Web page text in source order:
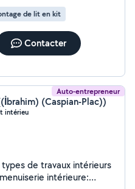
de lit en kit
Contacter
Auto-entrepreneur
(Caspian-Plac))
intérieu